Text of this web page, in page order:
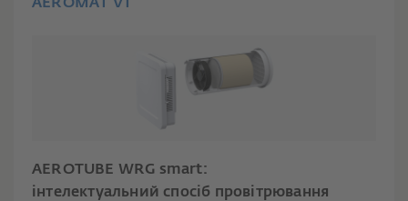
AEROMAT VT
AEROTUBE WRG smart:
інтелектуальний спосіб провітрювання